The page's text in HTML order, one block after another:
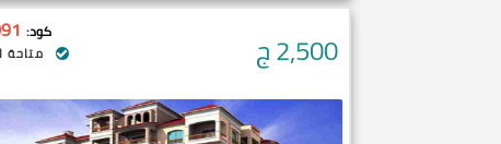
2,500ج كود:
متاحة